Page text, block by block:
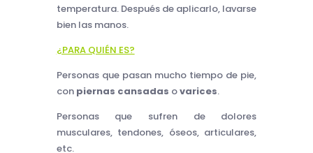
temperatura. Después de aplicarlo, lavarse
bien las manos.
¿PARA QUIÉN ES?
Personas que pasan mucho tiempo de pie,
con piernas cansadas ovarices.
Personas que sufren de dolores
musculares, tendones, óseos, articulares,
etc.